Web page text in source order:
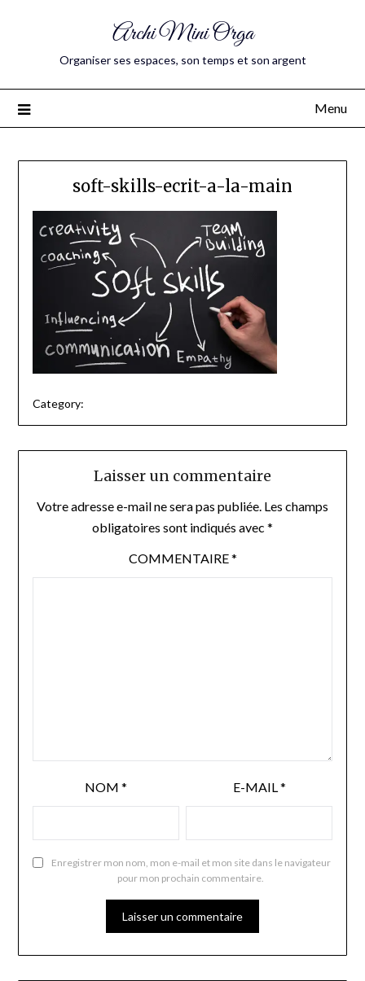
Archi Mini Orga
Organiser ses espaces, son temps et son argent
Menu
soft-skills-ecrit-a-la-main
Category:
Laisser un commentaire
Votre adresse e-mail ne sera pas publiée. Les champs
obligatoires sont indiqués avec *
COMMENTAIRE*
NOM * E-MAIL*
Enregistrer mon nom, mon e-mail et mon site dans le navigateur
pour mon prochain commentaire.